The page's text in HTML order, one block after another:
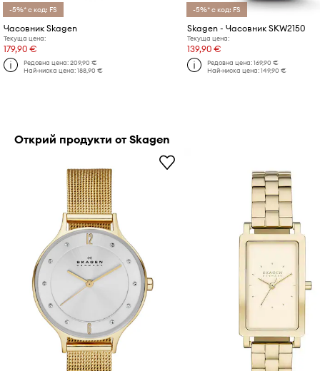
-5%* с код: FS
Часовник Skagen
Текуща цена:
179,90 €
Редовна цена:209,90 €
Най-ниска цена:188,90 €
-5%* с код: FS
Skagen - Часовник SKW2150
Текуща цена:
139,90 €
Редовна цена:169,90 €
Най-ниска цена:149,90 €
Открий продукти от Skagen